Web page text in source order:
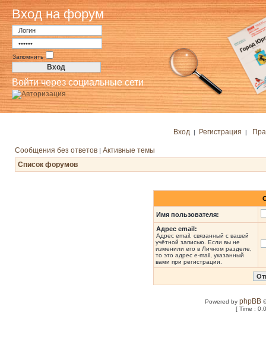
Вход на форум
Запомнить
Войти через социальные сети
Вход | Регистрация |
Сообщения без ответов | Активные темы
Список форумов
Имя пользователя:
Адрес email:
Адрес email, связанный с вашей
учётной записью. Если вы не
изменили его в Личном разделе,
то это адрес e-mail, указанный
вами при регистрации.
Powered byphpBB
[ Time :